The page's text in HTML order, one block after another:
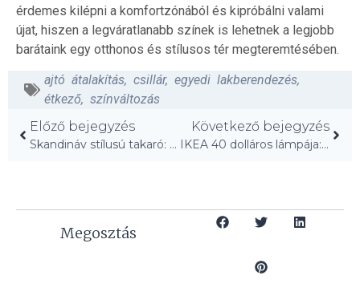
érdemes kilépni a komfortzónából és kipróbálni valami
újat, hiszen a legváratlanabb színek is lehetnek a legjobb
barátaink egy otthonos és stílusos tér megteremtésében.
ajtó átalakítás, csillár, egyedi lakberendezés,
étkező, színváltozás
Előző bejegyzés
Skandináv stílusú takaró: álmaim megfizethető ára!
Következő bejegyzés
IKEA 40 dolláros lámpája: mint egy dizájner katalógusból!
Megosztás